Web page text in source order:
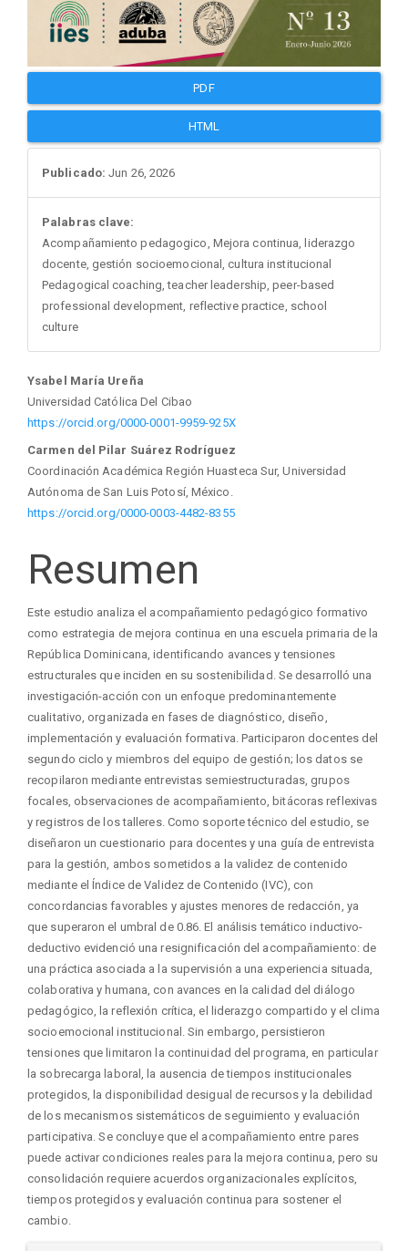
PDF
HTML
Publicado: Jun 26, 2026
Palabras clave:
Acompañamiento pedagogico, Mejora continua, liderazgo
docente, gestión socioemocional, cultura institucional
Pedagogical coaching, teacher leadership, peer-based
professional development, reflective practice, school
culture
Contenido
principal
del
artículo
Ysabel María Ureña
Universidad Católica Del Cibao
https://orcid.org/0000-0001-9959-925X
Carmen del Pilar Suárez Rodríguez
Coordinación Académica Región Huasteca Sur, Universidad
Autónoma de San Luis Potosí, México.
https://orcid.org/0000-0003-4482-8355
Resumen
Este estudio analiza el acompañamiento pedagógico formativo
como estrategia de mejora continua en una escuela primaria de la
República Dominicana, identificando avances y tensiones
estructurales que inciden en su sostenibilidad. Se desarrolló una
investigación-acción con un enfoque predominantemente
cualitativo, organizada en fases de diagnóstico, diseño,
implementación y evaluación formativa. Participaron docentes del
segundo ciclo y miembros del equipo de gestión; los datos se
recopilaron mediante entrevistas semiestructuradas, grupos
focales, observaciones de acompañamiento, bitácoras reflexivas
y registros de los talleres. Como soporte técnico del estudio, se
diseñaron un cuestionario para docentes y una guía de entrevista
para la gestión, ambos sometidos a la validez de contenido
mediante el Índice de Validez de Contenido (IVC), con
concordancias favorables y ajustes menores de redacción, ya
que superaron el umbral de 0.86. El análisis temático inductivo-
deductivo evidenció una resignificación del acompañamiento: de
una práctica asociada a la supervisión a una experiencia situada,
colaborativa y humana, con avances en la calidad del diálogo
pedagógico, la reflexión crítica, el liderazgo compartido y el clima
socioemocional institucional. Sin embargo, persistieron
tensiones que limitaron la continuidad del programa, en particular
la sobrecarga laboral, la ausencia de tiempos institucionales
protegidos, la disponibilidad desigual de recursos y la debilidad
de los mecanismos sistemáticos de seguimiento y evaluación
participativa. Se concluye que el acompañamiento entre pares
puede activar condiciones reales para la mejora continua, pero su
consolidación requiere acuerdos organizacionales explícitos,
tiempos protegidos y evaluación continua para sostener el
cambio.